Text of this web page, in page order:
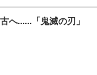
へ......「鬼滅の刃」